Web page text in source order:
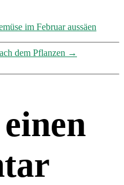
im Februar aussäen
dem Pflanzen →